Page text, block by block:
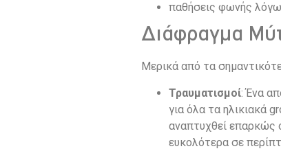
παθήσεις φωνής
Διάφραγμα
Μερικά από τα
Τραυματισμοί: Ένα
για όλα τα ηλικιακά
αναπτυχθεί επαρκώς
ευκολότερα σε